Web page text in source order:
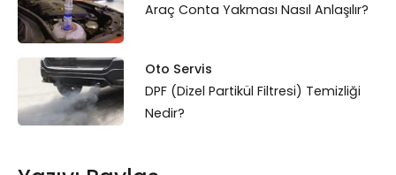
Araç Conta Yakması Nasıl Anlaşılır?
Oto Servis
DPF (Dizel Partikül Filtresi) Temizliği
Nedir?